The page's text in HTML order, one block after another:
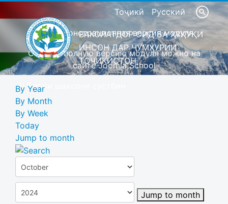
Тоҷикӣ Русский
Это демонстрационная версия модуля
Скачать полную версию модуля можно на
сайте Joomla School
Барои шахсони сустбин
ВАКОЛАТДОР ОИД БА ҲУҚУҚИ
ИНСОН ДАР ҶУМҲУРИИ
ТОҶИКИСТОН
By Year
By Month
By Week
Today
Jump to month
Jump to month